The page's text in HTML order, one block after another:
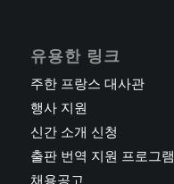
유용한 링크
주한 프랑스 대사관
행사 지원
신간 소개 신청
출판 번역 지원 프로그램
채용공고